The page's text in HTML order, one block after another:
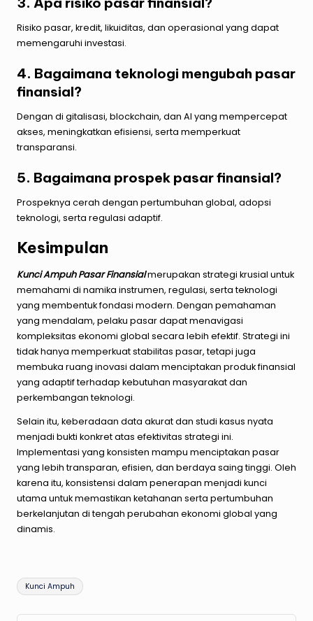
Risiko pasar, kredit, likuiditas, dan operasional yang dapat
memengaruhi investasi.
4. Bagaimana teknologi mengubah pasar
finansial?
Dengan di gitalisasi, blockchain, dan AI yang mempercepat
akses, meningkatkan efisiensi, serta memperkuat
transparansi.
5. Bagaimana prospek pasar finansial?
Prospeknya cerah dengan pertumbuhan global, adopsi
teknologi, serta regulasi adaptif.
Kesimpulan
Kunci Ampuh Pasar Finansialmerupakan strategi krusial untuk
memahami di namika instrumen, regulasi, serta teknologi
yang membentuk fondasi modern. Dengan pemahaman
yang mendalam, pelaku pasar dapat menavigasi
kompleksitas ekonomi global secara lebih efektif. Strategi ini
tidak hanya memperkuat stabilitas pasar, tetapi juga
membuka ruang inovasi dalam menciptakan produk finansial
yang adaptif terhadap kebutuhan masyarakat dan
perkembangan teknologi.
Selain itu, keberadaan data akurat dan studi kasus nyata
menjadi bukti konkret atas efektivitas strategi ini.
Implementasi yang konsisten mampu menciptakan pasar
yang lebih transparan, efisien, dan berdaya saing tinggi. Oleh
karena itu, konsistensi dalam penerapan menjadi kunci
utama untuk memastikan ketahanan serta pertumbuhan
berkelanjutan di tengah perubahan ekonomi global yang
dinamis.
Tags:
Kunci Ampuh